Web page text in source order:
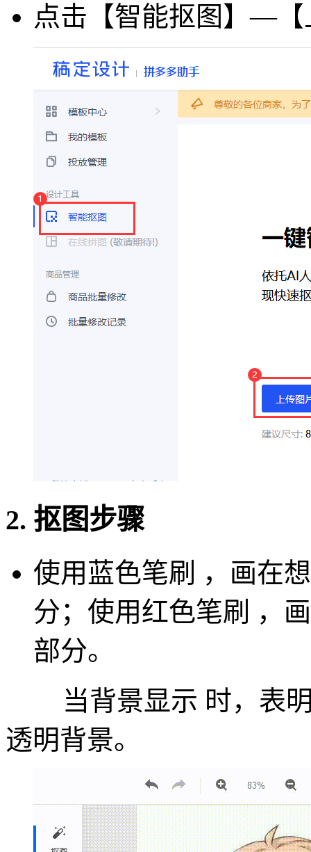
点击【智能抠图】—【
2. 抠图步骤
使用蓝色笔刷
，画在
分；使用红色笔刷
，
部分。
当背景显示 时，表
透明背景。